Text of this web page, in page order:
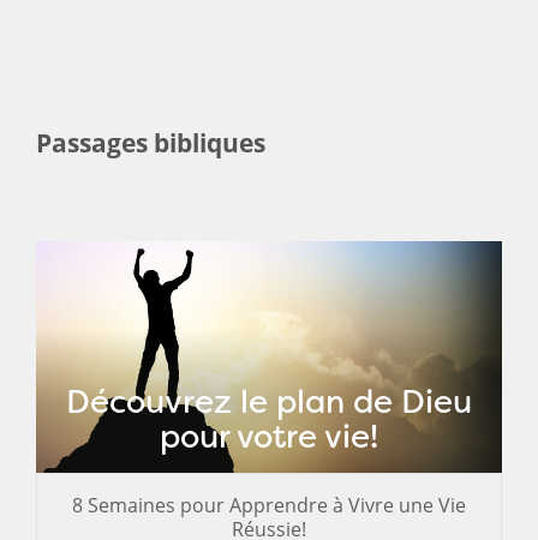
Passages bibliques
Découvrez le plan de Dieu
pour votre vie!
8 Semaines pour Apprendre à Vivre une Vie
Réussie!